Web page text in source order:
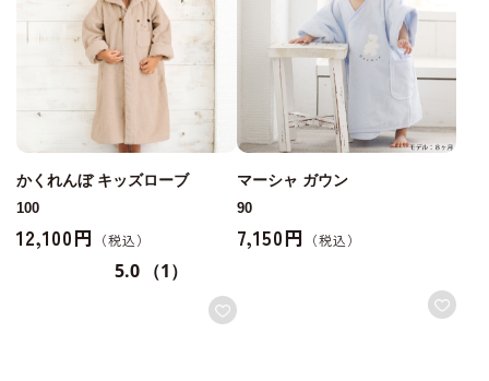
かくれんぼ キッズローブ
100
12,100円
5.0 （1）
マーシャ ガウン
90
7,150円